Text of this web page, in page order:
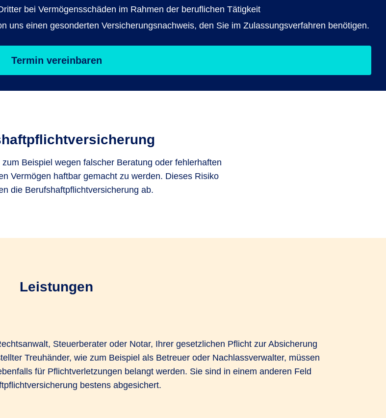
bei Vermögensschäden im Rahmen der beruflichen Tätigkeit
uns einen gesonderten Versicherungsnachweis, den Sie im Zulassungsverfahren benötigen.
Termin vereinbaren
Beispiel wegen falscher Beratung oder fehlerhaften
Vermögen haftbar gemacht zu werden. Dieses Risiko
die Berufshaftpflichtversicherung ab.
Leistungen
Steuerberater oder Notar, Ihrer gesetzlichen Pflicht zur Absicherung
Treuhänder, wie zum Beispiel als Betreuer oder Nachlassverwalter, müssen
für Pflichtverletzungen belangt werden. Sie sind in einem anderen Feld
bestens abgesichert.